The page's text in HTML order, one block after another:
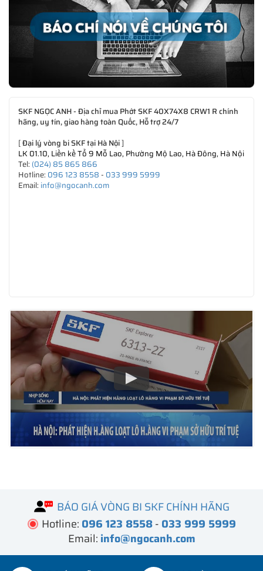
SKF NGỌC ANH - Địa chỉ mua Phớt SKF 40X74X8 CRW1 R chính
hãng, uy tín, giao hàng toàn Quốc, Hỗ trợ 24/7
[Đại lý vòng bi SKF tại Hà Nội]
LK 01.10, Liền kề Tổ 9 Mỗ Lao, Phường Mộ Lao, Hà Đông, Hà Nội
Tel: (024) 85 865 866
Hotline: 096 123 8558- 033 999 5999
Email: info@ngocanh.com
BÁO GIÁ VÒNG BI SKF CHÍNH HÃNG
Hotline: 096 123 8558- 033 999 5999
Email: info@ngocanh.com